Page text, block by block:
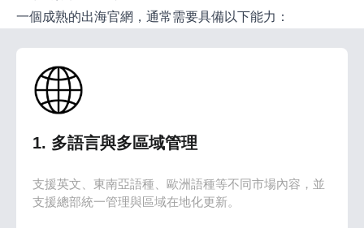
一個成熟的出海官網，通常需要具備以下能力：
1. 多語言與多區域管理
支援英文、東南亞語種、歐洲語種等不同市場內容，並
支援總部統一管理與區域在地化更新。